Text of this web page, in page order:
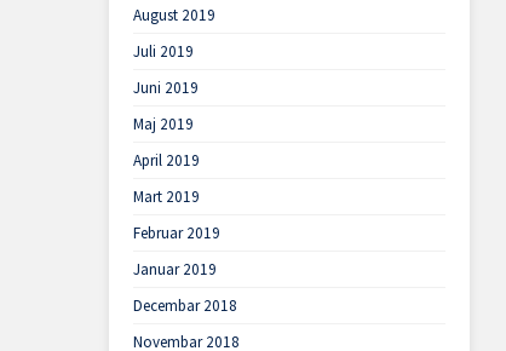
August 2019
Juli 2019
Juni 2019
Maj 2019
April 2019
Mart 2019
Februar 2019
Januar 2019
Decembar 2018
Novembar 2018